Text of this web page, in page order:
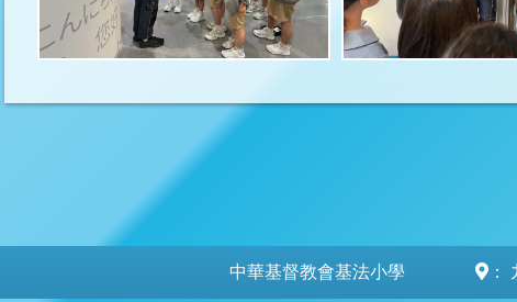
中華基督教會基法小學 ：